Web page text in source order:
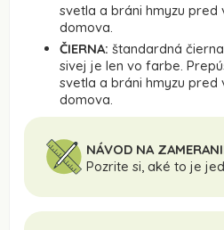
svetla a bráni hmyzu pred
domova.
ČIERNA: štandardná
sivej je len vo farbe.
svetla a bráni hmyzu pred
domova.
NÁVOD NA
Pozrite si, aké to je